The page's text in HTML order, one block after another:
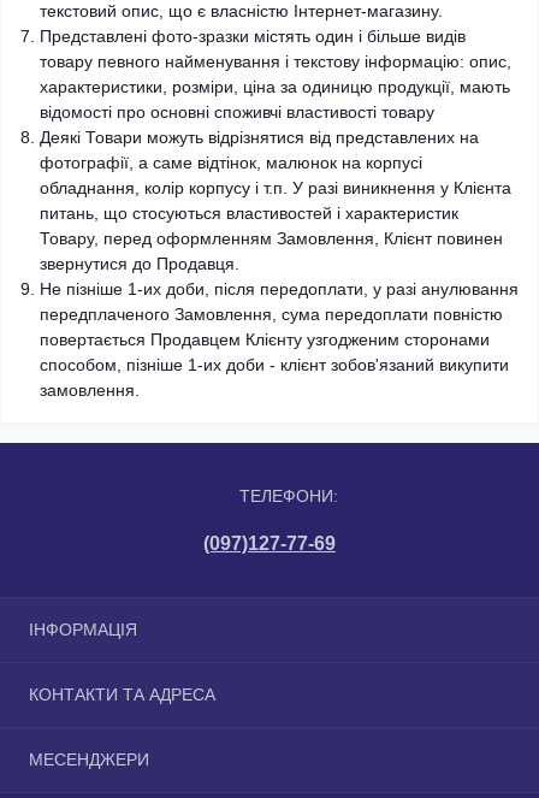
текстовий опис, що є власністю Інтернет-магазину.
Представлені фото-зразки містять один і більше видів
товару певного найменування і текстову інформацію: опис,
характеристики, розміри, ціна за одиницю продукції, мають
відомості про основні споживчі властивості товару
Деякі Товари можуть відрізнятися від представлених на
фотографії, а саме відтінок, малюнок на корпусі
обладнання, колір корпусу і т.п. У разі виникнення у Клієнта
питань, що стосуються властивостей і характеристик
Товару, перед оформленням Замовлення, Клієнт повинен
звернутися до Продавця.
Не пізніше 1-их доби, після передоплати, у разі анулювання
передплаченого Замовлення, сума передоплати повністю
повертається Продавцем Клієнту узгодженим сторонами
способом, пізніше 1-их доби - клієнт зобов'язаний викупити
замовлення.
ТЕЛЕФОНИ:
(097)127-77-69
ІНФОРМАЦІЯ
Доставка
Умови угоди
КОНТАКТИ ТА АДРЕСА
МЕСЕНДЖЕРИ